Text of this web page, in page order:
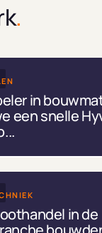
.
in
een snelle
in de